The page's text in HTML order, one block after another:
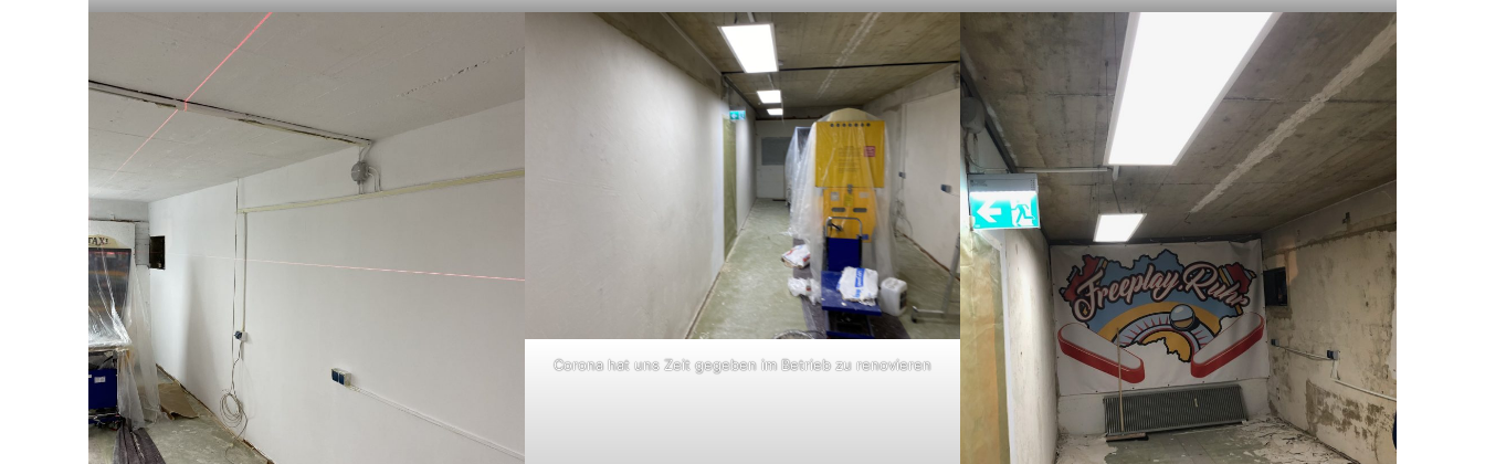
Corona hat uns Zeit gegeben im Betrieb zu renovieren